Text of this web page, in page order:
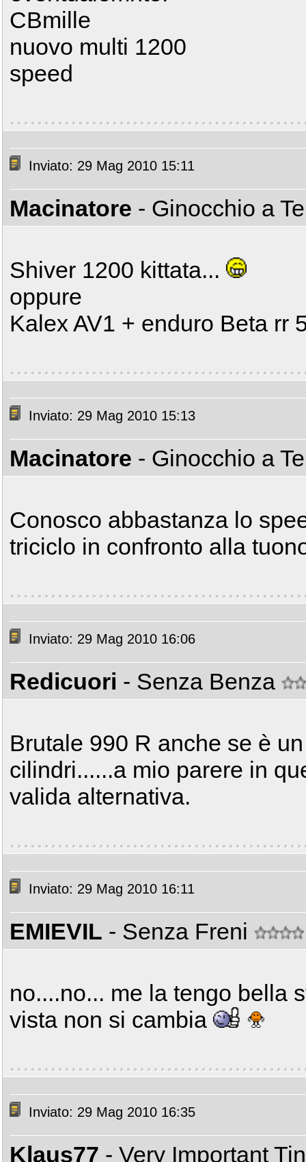
CBmille
nuovo multi 1200
speed
Inviato: 29 Mag 2010 15:11
Macinatore - Ginocchio a
Shiver 1200 kittata...
oppure
Kalex AV1 + enduro Beta rr
Inviato: 29 Mag 2010 15:13
Macinatore - Ginocchio a
Conosco abbastanza lo
triciclo in confronto alla
Inviato: 29 Mag 2010 16:06
Redicuori - Senza Benza
Brutale 990 R anche se è
cilindri......a mio parere in
valida alternativa.
Inviato: 29 Mag 2010 16:11
EMIEVIL - Senza Freni
no....no... me la tengo bella
vista non si cambia
Inviato: 29 Mag 2010 16:35
Klaus77 - Very Important